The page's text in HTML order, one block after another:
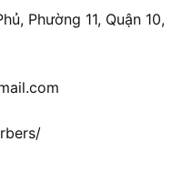
Phường 11, Quận 10,